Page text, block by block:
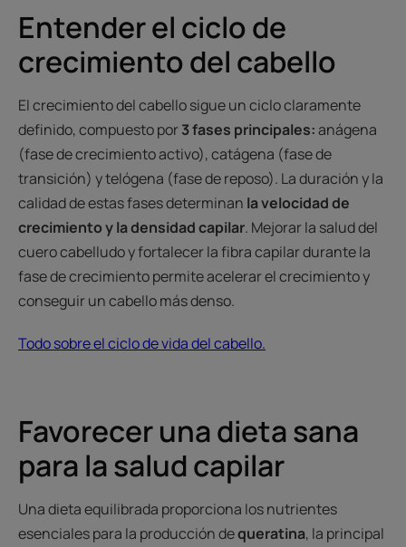
Entender el ciclo de
crecimiento del cabello
El crecimiento del cabello sigue un ciclo claramente
definido, compuesto por3 fases principales:anágena
(fase de crecimiento activo), catágena (fase de
transición) y telógena (fase de reposo). La duración y la
calidad de estas fases determinan la velocidad de
crecimiento y la densidad capilar. Mejorar la salud del
cuero cabelludo y fortalecer la fibra capilar durante la
fase de crecimiento permite acelerar el crecimiento y
conseguir un cabello más denso.
Todo sobre el ciclo de vida del cabello.
Favorecer una dieta sana
para la salud capilar
Una dieta equilibrada proporciona los nutrientes
esenciales para la producción dequeratina, la principal